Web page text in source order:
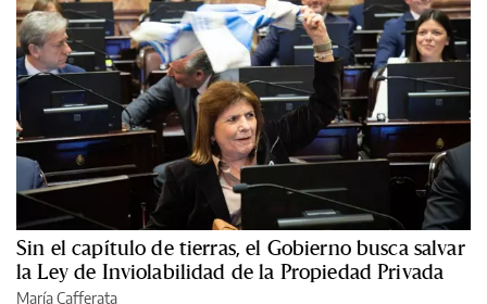
Sin el capítulo de tierras, el Gobierno busca salvar
la Ley de Inviolabilidad de la Propiedad Privada
María Cafferata